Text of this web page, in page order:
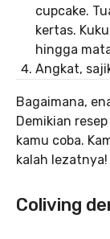
cupcake.
kertas.
hingga
Angkat,
Bagaimana,
Demikian
kamu coba.
kalah lezatnya!
Coliving